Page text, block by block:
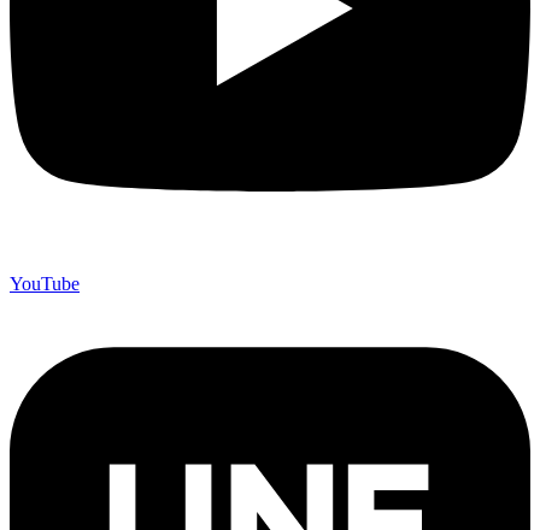
YouTube